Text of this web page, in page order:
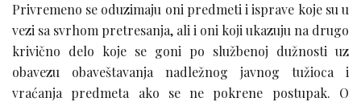
Privremeno se oduzimaju oni predmeti i isprave koje su u
vezi sa svrhom pretresanja, ali i oni koji ukazuju na drugo
krivično delo koje se goni po službenoj dužnosti uz
obavezu obaveštavanja nadležnog javnog tužioca i
vraćanja predmeta ako se ne pokrene postupak. O